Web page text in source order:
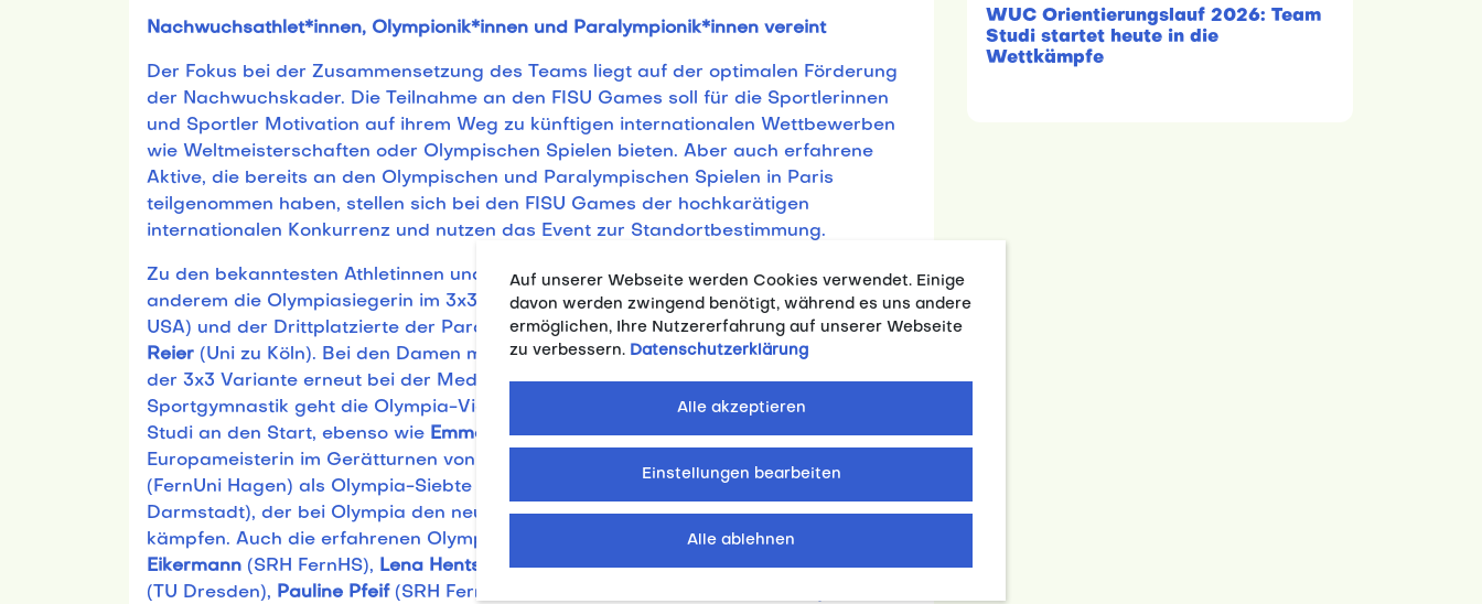
Nachwuchsathlet*innen, Olympionik*innen und Paralympionik*innen vereint
Der Fokus bei der Zusammensetzung des Teams liegt auf der optimalen Förderung
der Nachwuchskader. Die Teilnahme an den FISU Games soll für die Sportlerinnen
und Sportler Motivation auf ihrem Weg zu künftigen internationalen Wettbewerben
wie Weltmeisterschaften oder Olympischen Spielen bieten. Aber auch erfahrene
Aktive, die bereits an den Olympischen und Paralympischen Spielen in Paris
teilgenommen haben, stellen sich bei den FISU Games der hochkarätigen
internationalen Konkurrenz und nutzen das Event zur Standortbestimmung.
Zu den bekanntesten Athletinnen und Athleten des Team Studi gehören unter
anderem die Olympiasiegerin im 3x3 BasketballElisa Mevius(University of Oregon,
USA) und der Drittplatzierte der Paralympics im 3x3 RollstuhlbasketballThomas
Reier (Uni zu Köln). Bei den Damen möchte auch das Paralympics-Team von Paris in
der 3x3 Variante erneut bei der Medaillenvergabe mitmischen. In der Rhythmischen
Sportgymnastik geht die Olympia-Vierte
Margarita Kolosov(Uni Stuttgart) für Team
Studi an den Start, ebenso wie Emma Malewski(TU Chemnitz), ehemalige
Europameisterin im Gerätturnen von 2022. Im Rudern wird im Einer
(FernUni Hagen) als Olympia-Siebte ebenso wie ihr Teamkollege
Darmstadt), der bei Olympia den neunten Platz erreichte, um die Medaillenränge
kämpfen. Auch die erfahrenen Olympia-Teilnehmenden im Wasserspringen
Eikermann (SRH FernHS), Lena Hentschel(Ohio State University, USA),Jette Müller
(TU Dresden), Pauline Pfeif(SRH FernHS) und
WUC Orientierungslauf 2026: Team
Studi startet heute in die
Wettkämpfe
Auf unserer Webseite werden Cookies verwendet. Einige
davon werden zwingend benötigt, während es uns andere
ermöglichen, Ihre Nutzererfahrung auf unserer Webseite
zu verbessern. Datenschutzerklärung
Einstellungen bearbeiten
Alle ablehnen
Alle akzeptieren